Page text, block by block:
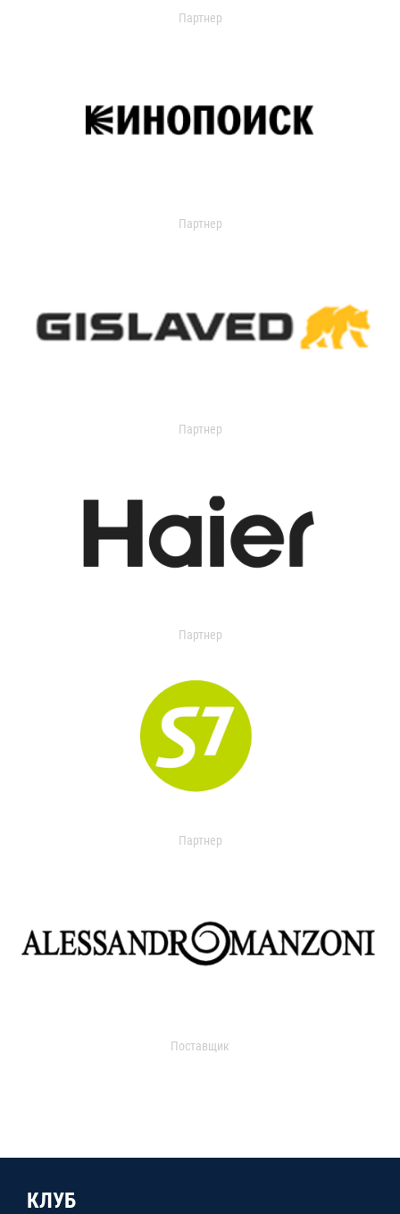
Партнер
Партнер
Партнер
Партнер
Партнер
Поставщик
КЛУБ